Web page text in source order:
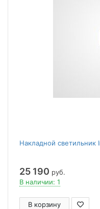
Накладной светильник
25 190 руб.
В наличии: 1
В корзину